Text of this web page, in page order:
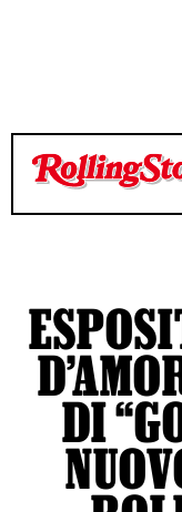
TEMPO DI LETTURA
TEMPO DI LETTURA
DI